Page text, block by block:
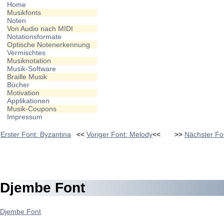
Home
Musikfonts
Noten
Von Audio nach MIDI
Notationsformate
Optische Notenerkennung
Vermischtes
Musiknotation
Musik-Software
Braille Musik
Bücher
Motivation
Applikationen
Musik-Coupons
Impressum
Erster Font: Byzantina << Voriger Font: Melody<< >> Nächster
Djembe Font
Djembe Font